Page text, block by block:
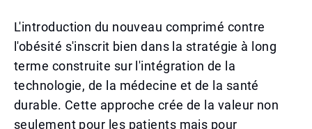
L'introduction du nouveau comprimé contre
l'obésité s'inscrit bien dans la stratégie à long
terme construite sur l'intégration de la
technologie, de la médecine et de la santé
durable. Cette approche crée de la valeur non
seulement pour les patients mais pour